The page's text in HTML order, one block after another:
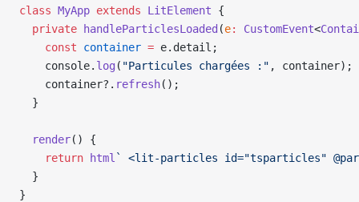
class MyApp extends LitElement {
  private
handleParticlesLoaded (e: CustomEvent<
    const
container = e.detail;
    console.
log ( "Particules chargées :" , container);
    container?.
refresh();
  }
  render
() {
    return
html ` <lit-particles id="tsparticles"
  }
}